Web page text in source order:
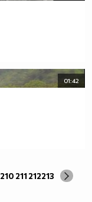
01:42
210 211 212213